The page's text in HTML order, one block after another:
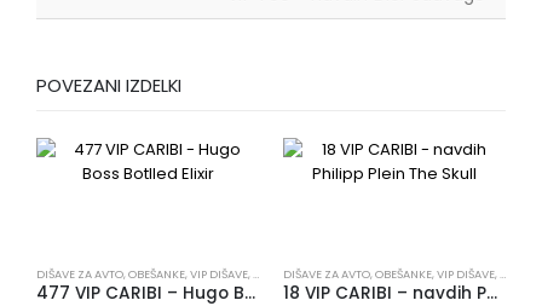
POVEZANI IZDELKI
DIŠAVE ZA AVTO,OBEŠANKE,VIP DIŠAVE,VSI IZDELKI
477 VIP CARIBI – Hugo Boss Botlled Elixir
DIŠAVE ZA AVTO,OBEŠANKE,VIP DIŠAVE,VSI
18 VIP CARIBI – navdih Philipp Plein The Skull